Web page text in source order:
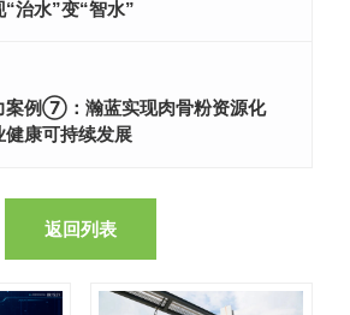
治水”变“智水”
案例⑦：瀚蓝实现肉骨粉资源化
健康可持续发展
返回列表